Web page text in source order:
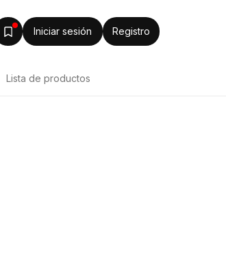
Iniciar sesión Registro
Lista de productos